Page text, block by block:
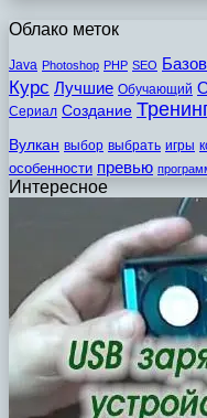
Облако меток
Java Photoshop PHP SEO
Курс Лучшие Обучающий
Сериал Создание
Вулкан выбор выбрать игры
особенности превью
Интересное